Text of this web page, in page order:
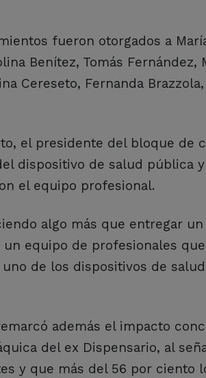
fueron otorgados a
Benítez, Tomás
Cereseto, Fernanda
el presidente del bloque de
dispositivo de salud pública
el equipo profesional.
algo más que entregar
un equipo de profesionales
de los dispositivos de
además el impacto
del ex Dispensario, al
y que más del 56 por